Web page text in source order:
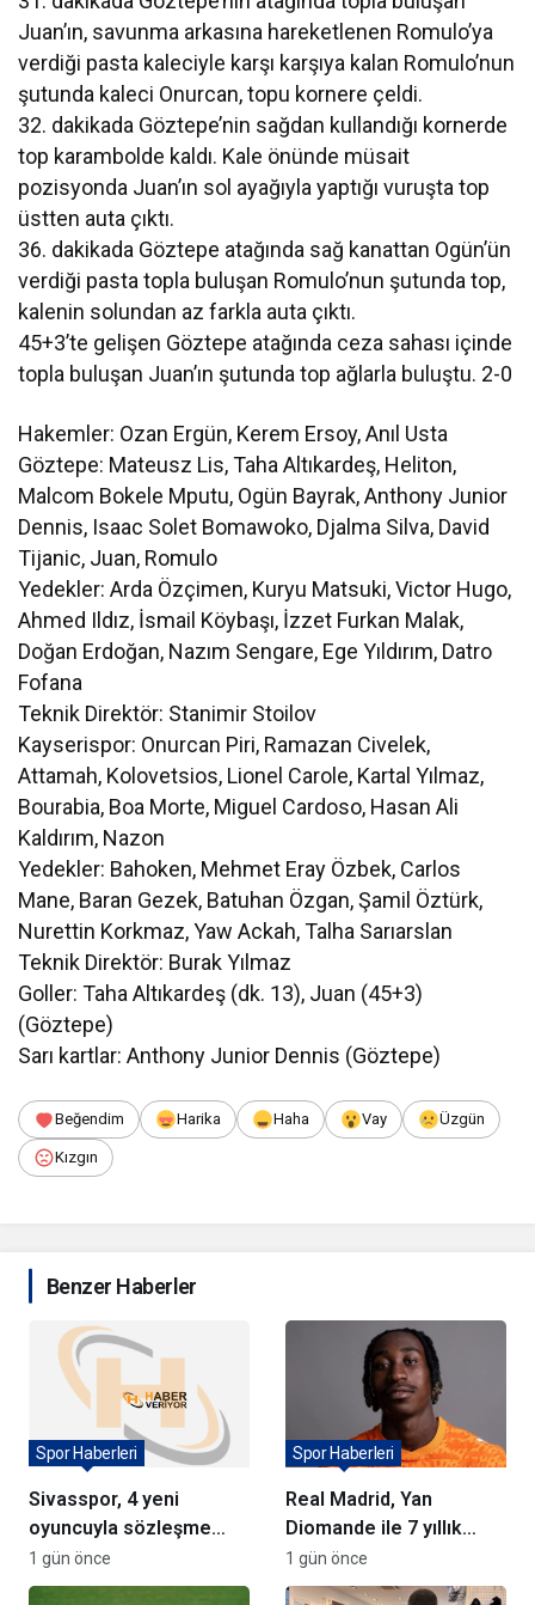
Juan’ın, savunma arkasına hareketlenen Romulo’ya
verdiği pasta kaleciyle karşı karşıya kalan Romulo’nun
şutunda kaleci Onurcan, topu kornere çeldi.
32. dakikada Göztepe’nin sağdan kullandığı kornerde
top karambolde kaldı. Kale önünde müsait
pozisyonda Juan’ın sol ayağıyla yaptığı vuruşta top
üstten auta çıktı.
36. dakikada Göztepe atağında sağ kanattan Ogün’ün
verdiği pasta topla buluşan Romulo’nun şutunda top,
kalenin solundan az farkla auta çıktı.
45+3’te gelişen Göztepe atağında ceza sahası içinde
topla buluşan Juan’ın şutunda top ağlarla buluştu. 2-0
Hakemler: Ozan Ergün, Kerem Ersoy, Anıl Usta
Göztepe: Mateusz Lis, Taha Altıkardeş, Heliton,
Malcom Bokele Mputu, Ogün Bayrak, Anthony Junior
Dennis, Isaac Solet Bomawoko, Djalma Silva, David
Tijanic, Juan, Romulo
Yedekler: Arda Özçimen, Kuryu Matsuki, Victor Hugo,
Ahmed Ildız, İsmail Köybaşı, İzzet Furkan Malak,
Doğan Erdoğan, Nazım Sengare, Ege Yıldırım, Datro
Fofana
Teknik Direktör: Stanimir Stoilov
Kayserispor: Onurcan Piri, Ramazan Civelek,
Attamah, Kolovetsios, Lionel Carole, Kartal Yılmaz,
Bourabia, Boa Morte, Miguel Cardoso, Hasan Ali
Kaldırım, Nazon
Yedekler: Bahoken, Mehmet Eray Özbek, Carlos
Mane, Baran Gezek, Batuhan Özgan, Şamil Öztürk,
Nurettin Korkmaz, Yaw Ackah, Talha Sarıarslan
Teknik Direktör: Burak Yılmaz
Goller: Taha Altıkardeş (dk. 13), Juan (45+3)
(Göztepe)
Sarı kartlar: Anthony Junior Dennis (Göztepe)
Beğendim Harika Haha Vay Üzgün
Kızgın
Benzer Haberler
Sivasspor, 4 yeni
oyuncuyla sözleşme
imzaladı
Spor Haberleri
1 gün önce
Real Madrid, Yan
Diomande ile 7 yıllık
sözleşme imzaladı
Spor Haberleri
1 gün önce